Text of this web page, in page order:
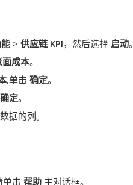
> 供应链 KPI，然后选择 启动。
面成本。
,单击 确定。
确定。
据的列。
单击 帮助 主对话框。